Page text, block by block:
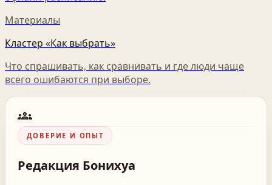
Материалы
Кластер «Как выбрать»
Что спрашивать, как сравнивать и где люди чаще
всего ошибаются при выборе.
groups
ДОВЕРИЕ И ОПЫТ
Редакция Бонихуа